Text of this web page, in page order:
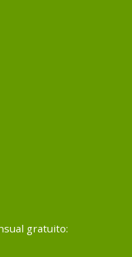
gratuito: